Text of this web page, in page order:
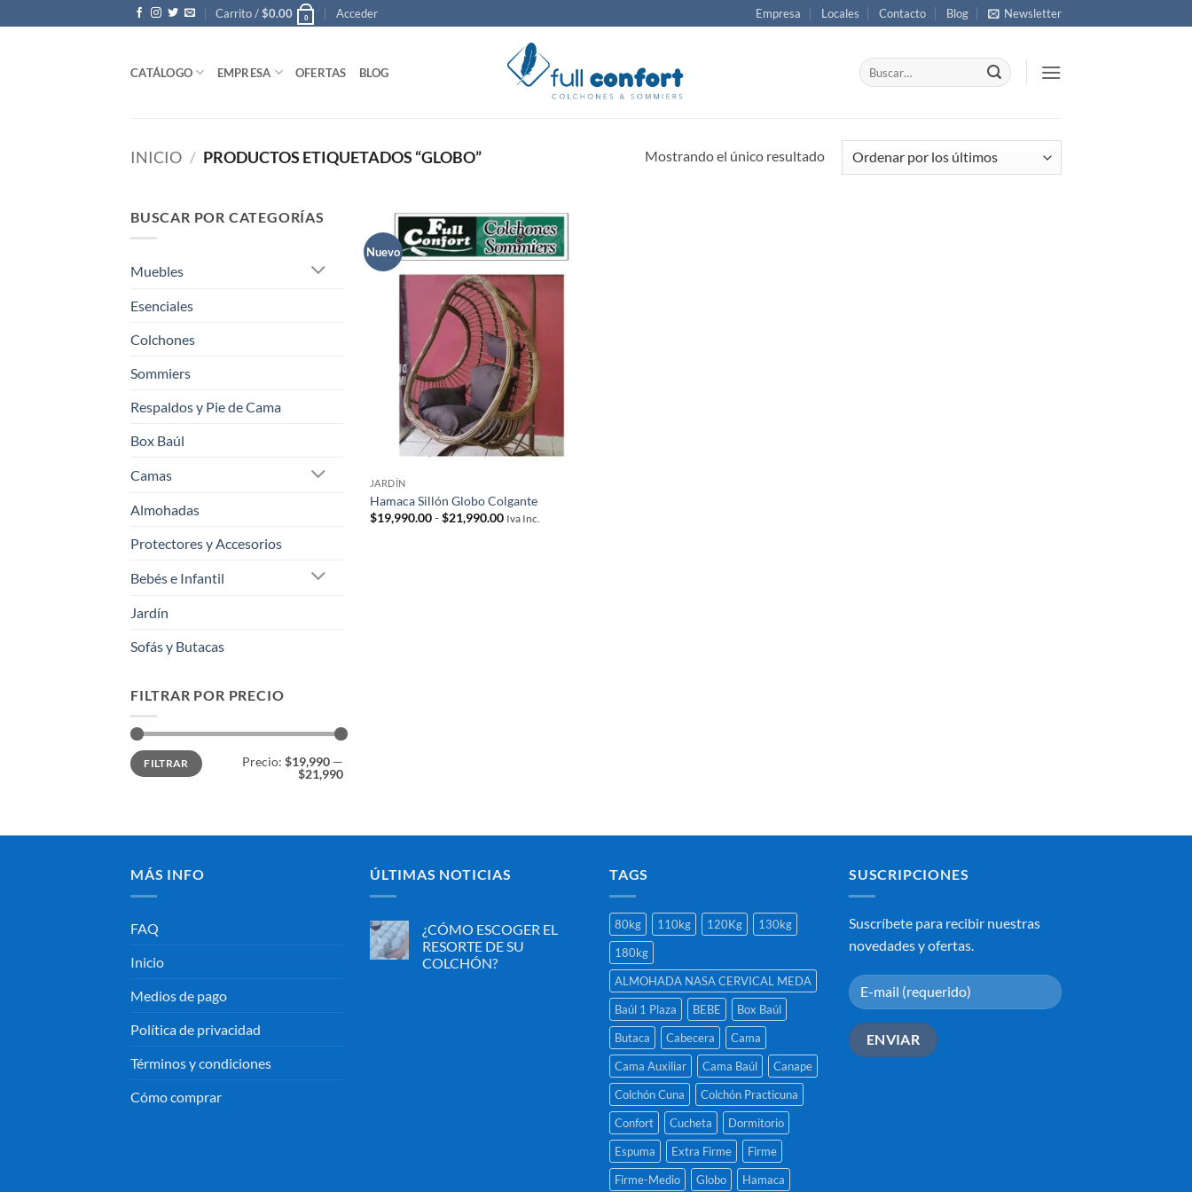
al
Carrito /$0.00 0 Acceder Empresa Locales Contacto Blog Newsletter
CATÁLOGO EMPRESA OFERTAS BLOG
Buscar
por:
INICIO / PRODUCTOS ETIQUETADOS “GLOBO” Mostrando el único resultado
BUSCAR POR CATEGORÍAS
Muebles
Esenciales
Colchones
Sommiers
Respaldos y Pie de Cama
Box Baúl
Camas
Almohadas
Protectores y Accesorios
Bebés e Infantil
Jardín
Sofás y Butacas
FILTRAR POR PRECIO
Precio
mínimo
Precio
máximo
FILTRAR Precio: $19,990 —
$21,990
Nuevo
AÑADIR
A LA
LISTA
JARDÍN
Hamaca Sillón Globo Colgante
$19,990.00-$21,990.00Rango
Iva Inc.
MÁS INFO
FAQ
Inicio
Medios de pago
Política de privacidad
Términos y condiciones
Cómo comprar
ÚLTIMAS NOTICIAS
¿CÓMO ESCOGER EL
RESORTE DE SU
COLCHÓN?
TAGS
80kg 110kg 120Kg
130kg
180kg
ALMOHADA NASA CERVICAL MEDA
Baúl 1 Plaza
BEBE
Box Baúl
Butaca
Cabecera
Cama
Cama Auxiliar
Cama Baúl
Canape
Colchón Cuna
Colchón Practicuna
Confort
Cucheta
Dormitorio
Espuma
Extra Firme
Firme
Firme-Medio
Globo Hamaca
SUSCRIPCIONES
Suscríbete para recibir nuestras
novedades y ofertas.